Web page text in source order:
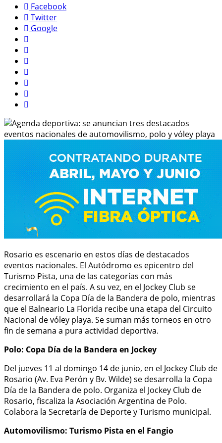
Facebook
Twitter
Google
Rosario es escenario en estos días de destacados
eventos nacionales. El Autódromo es epicentro del
Turismo Pista, una de las categorías con más
crecimiento en el país. A su vez, en el Jockey Club se
desarrollará la Copa Día de la Bandera de polo, mientras
que el Balneario La Florida recibe una etapa del Circuito
Nacional de vóley playa. Se suman más torneos en otro
fin de semana a pura actividad deportiva.
Polo: Copa Día de la Bandera en Jockey
Del jueves 11 al domingo 14 de junio, en el Jockey Club de
Rosario (Av. Eva Perón y Bv. Wilde) se desarrolla la Copa
Día de la Bandera de polo. Organiza el Jockey Club de
Rosario, fiscaliza la Asociación Argentina de Polo.
Colabora la Secretaría de Deporte y Turismo municipal.
Automovilismo: Turismo Pista en el Fangio